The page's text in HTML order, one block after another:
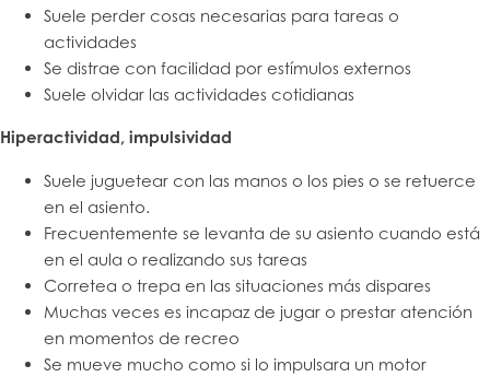
Suele perder cosas necesarias para tareas o
actividades
Se distrae con facilidad por estímulos externos
Suele olvidar las actividades cotidianas
Hiperactividad, impulsividad
Suele juguetear con las manos o los pies o se retuerce
en el asiento.
Frecuentemente se levanta de su asiento cuando está
en el aula o realizando sus tareas
Corretea o trepa en las situaciones más dispares
Muchas veces es incapaz de jugar o prestar atención
en momentos de recreo
Se mueve mucho como si lo impulsara un motor